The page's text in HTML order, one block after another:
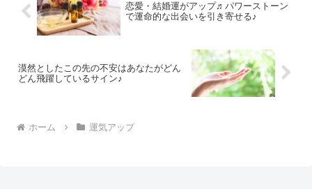
恋愛・結婚運がアップ♬パワーストーン
で運命的な出会いを引き寄せる♪
漠然としたこの先の不安はあなたがどん
どん飛躍しているサイン♪￼
ホーム 運気アップ